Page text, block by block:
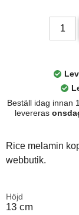
Beställ idag innan
levereras
Rice melamin
webbutik.
Höjd
13 cm